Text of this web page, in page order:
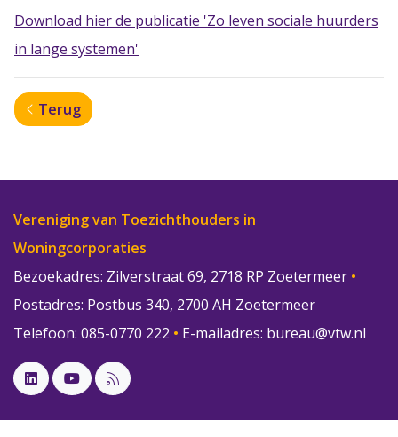
Download hier de publicatie 'Zo leven sociale huurders
in lange systemen'
Terug
Vereniging van Toezichthouders in
Woningcorporaties
Bezoekadres: Zilverstraat 69, 2718 RP Zoetermeer •
Postadres: Postbus 340, 2700 AH Zoetermeer
Telefoon: 085-0770 222 • E-mailadres: bureau@vtw.nl